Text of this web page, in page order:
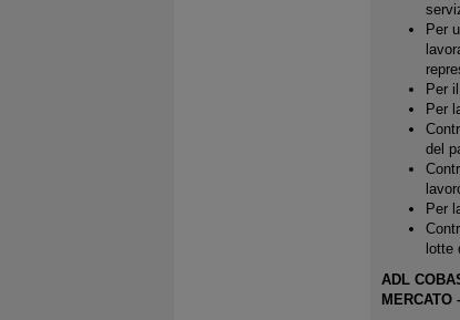
Per
Per
Per
del
Per
lotte
ADL